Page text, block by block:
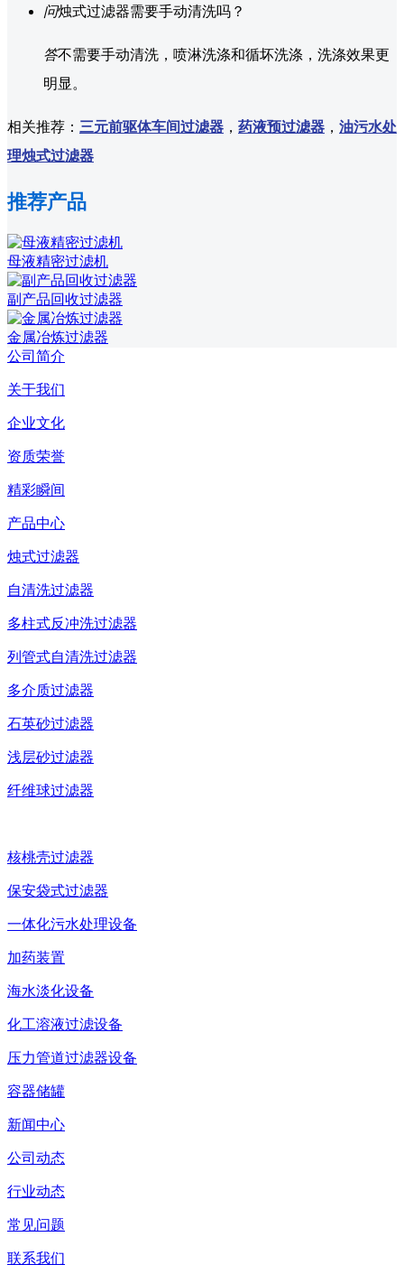
问烛式过滤器需要手动清洗吗？
答不需要手动清洗，喷淋洗涤和循坏洗涤，洗涤效果更
明显。
相关推荐： 三元前驱体车间过滤器 ， 药液预过滤器 ， 油污水处
理烛式过滤器
推荐产品
母液精密过滤机
副产品回收过滤器
金属冶炼过滤器
公司简介
关于我们
企业文化
资质荣誉
精彩瞬间
产品中心
烛式过滤器
自清洗过滤器
多柱式反冲洗过滤器
列管式自清洗过滤器
多介质过滤器
石英砂过滤器
浅层砂过滤器
纤维球过滤器
核桃壳过滤器
保安袋式过滤器
一体化污水处理设备
加药装置
海水淡化设备
化工溶液过滤设备
压力管道过滤器设备
容器储罐
新闻中心
公司动态
行业动态
常见问题
联系我们